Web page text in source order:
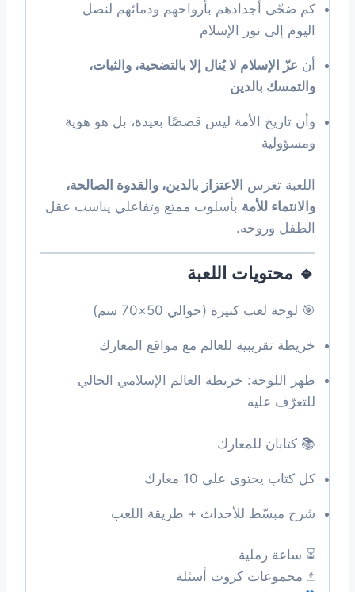
كم ضحّى أجدادهم بأرواحهم ودمائهم لنصل
اليوم إلى نور الإسلام
أن عزّ الإسلام لا يُنال إلا بالتضحية، والثبات،
والتمسك بالدين
وأن تاريخ الأمة ليس قصصًا بعيدة، بل هو هوية
ومسؤولية
اللعبة تغرس الاعتزاز بالدين، والقدوة الصالحة،
والانتماء للأمة بأسلوب ممتع وتفاعلي يناسب عقل
الطفل وروحه.
🔹 محتويات اللعبة
🎯 لوحة لعب كبيرة (حوالي 50×70 سم)
خريطة تقريبية للعالم مع مواقع المعارك
ظهر اللوحة: خريطة العالم الإسلامي الحالي
للتعرّف عليه
📚 كتابان للمعارك
كل كتاب يحتوي على 10 معارك
شرح مبسّط للأحداث + طريقة اللعب
⏳ ساعة رملية
🃏 مجموعات كروت أسئلة